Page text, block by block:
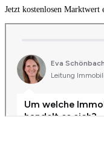
Jetzt kostenlosen